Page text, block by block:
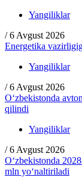
Yangiliklar
/ 6 Avgust 2026
Energetika
Yangiliklar
/ 6 Avgust 2026
O‘zbekistonda
qilindi
Yangiliklar
/ 6 Avgust 2026
O‘zbekistonda
mln yo‘naltiriladi